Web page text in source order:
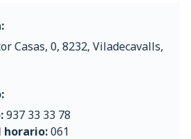
Casas, 0, 8232, Viladecavalls,
937 33 33 78
horario:061